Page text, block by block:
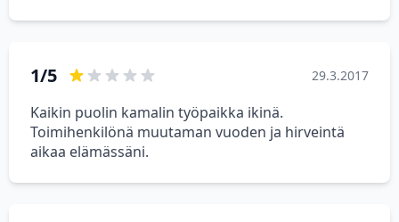
1/5 29.3.2017
Kaikin puolin kamalin työpaikka ikinä.
Toimihenkilönä muutaman vuoden ja hirveintä
aikaa elämässäni.